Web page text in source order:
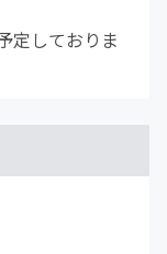
定しておりま